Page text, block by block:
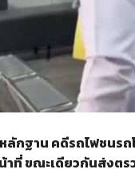
กฐาน คดีรถไฟชนร
าที่ ขณะเดียวกันส่งต